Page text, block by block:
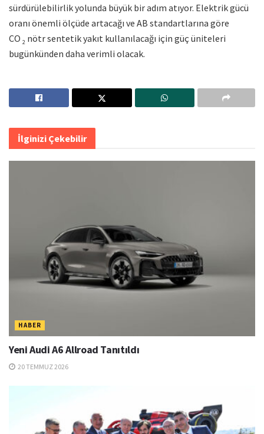
sürdürülebilirlik yolunda büyük bir adım atıyor. Elektrik gücü
oranı önemli ölçüde artacağı ve AB standartlarına göre
CO 2 nötr sentetik yakıt kullanılacağı için güç üniteleri
bugünkünden daha verimli olacak.
İlginizi Çekebilir
HABER
Yeni Audi A6 Allroad Tanıtıldı
20 TEMMUZ 2026